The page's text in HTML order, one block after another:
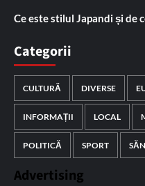
Ce este stilul Japandi și de
Categorii
CULTURĂ DIVERSE
INFORMAȚII LOCAL
POLITICĂ SPORT
Advertising